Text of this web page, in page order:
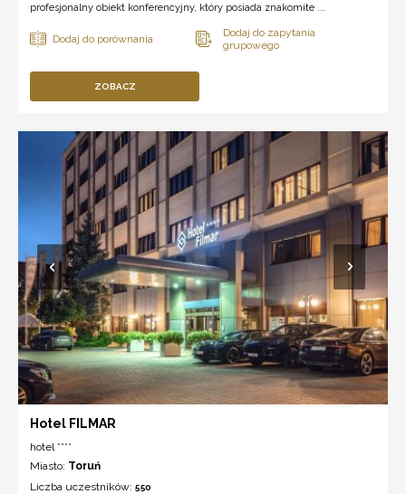
profesjonalny obiekt konferencyjny, który posiada znakomite ...
ZOBACZ
Hotel FILMAR
hotel ****
Miasto: Toruń
Liczba uczestników: 550